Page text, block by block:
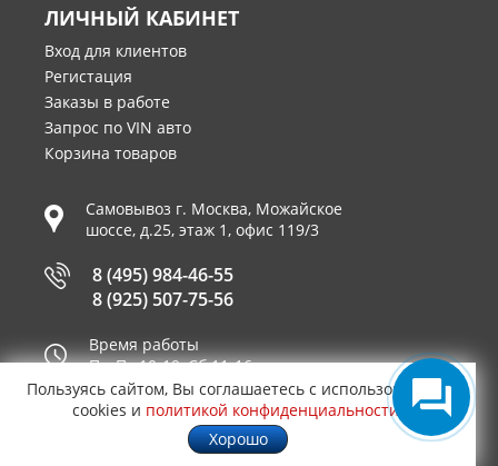
ЛИЧНЫЙ КАБИНЕТ
Вход для клиентов
Регистация
Заказы в работе
Запрос по VIN авто
Корзина товаров
Самовывоз г. Москва, Можайское
шоссе, д.25, этаж 1, офис 119/3
8 (495) 984-46-55
8 (925) 507-75-56
Время работы
Пн-Пт 10-19, Сб 11-16
Принимаем к оплате
Пользуясь сайтом, Вы соглашаетесь с использованием
cookies и политикой конфиденциальности
Хорошо